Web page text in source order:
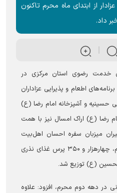
از ابتدای ماه محرم تاکنون
داد.
خدمت رضوی استان مرکزی در
اطعام و پذیرایی عزاداران
حسینیه و آشپزخانه امام رضا (ع)
رضا (ع) اراک امسال نیز با همت
میزبان سفره احسان اهل‌بیت
(ع) بود و در دهه نخست محرم، چهارهزار و ۳۵۰ پرس غذای نذری
الحسین (ع) توزیع شد.
در دهه دوم محرم، افزود: علاوه